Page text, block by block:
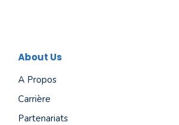
About Us
A Propos
Carrière
Partenariats